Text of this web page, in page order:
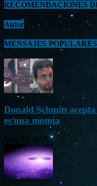
RECOMENDACIONES
Autor
MENSAJES POPULARES
Donald Schmitt
es una momia
May 14, 2015